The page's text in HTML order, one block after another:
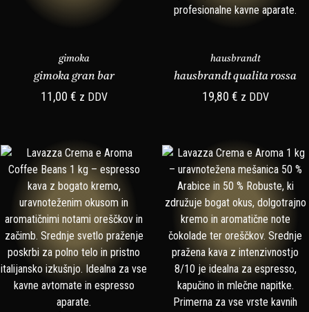
gimoka
gimoka gran bar
11,00 € z DDV
hausbrandt
hausbrandt qualita rossa
19,80 € z DDV